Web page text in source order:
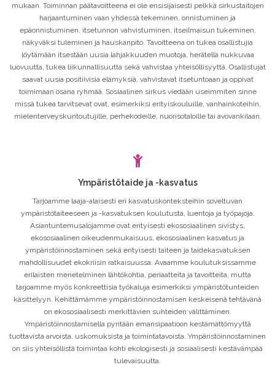
mukaan. Toiminnan päätavoitteena ei ole ensisijaisesti pelkkä sirkustaitojen
harjaantuminen vaan yhdessä tekeminen, onnistuminen ja
epäonnistuminen, itsetunnon vahvistuminen, itseilmaisun tukeminen,
näkyväksi tuleminen ja hauskanpito. Tavoitteena on tukea osallistujia
löytämään itsestään uusia lahjakkuuden muotoja, herätellä nukkuvaa
luovuutta, tukea liikunnallisuutta sekä vahvistaa yhteisöllisyyttä. Osallistujat
saavat uusia positiivisia elämyksiä, vahvistavat itsetuntoaan ja oppivat
toimimaan osana ryhmää. Sosiaalinen sirkus viedään useimmiten sinne
missä tukea tarvitsevat ovat, esimerkiksi erityiskouluille, vanhainkoteihin,
mielenterveyskuntoutujille, perhekodeille, nuorisotaloille tai avovankilaan.
Ympäristötaide ja -kasvatus
Tarjoamme laaja-alaisesti eri kasvatuskonteksteihin soveltuvan
ympäristötaiteeseen ja -kasvatuksen koulutusta, luentoja ja työpajoja.
Asiantuntemusalojamme ovat erityisesti ekososiaalinen sivistys,
ekososiaalinen oikeudenmukaisuus, ekososiaalinen kasvatus ja
ympäristöinnostaminen sekä erityisesti taiteen ja taidekasvatuksen
mahdollisuudet ekokriisin ratkaisuussa. Avaamme koulutuksissamme
erilaisten menetelminen lähtökohtia, periaatteita ja tavoitteita, mutta
tarjoamme myös konkreettisia työkaluja esimerkiksi ympäristötunteiden
käsittelyyn. Kehittämämme ympäristöinnostamisen keskeisenä tehtävänä
on ekososiaalisesti merkittävien suhteiden välittäminen.
Ympäristöinnostamisella pyritään emansipaatioon kestämättömyyttä
tuottavista arvoista, uskomuksista ja toimintatavoista. Ympäristöinnostaminen
on siis yhteisöllistä toimintaa kohti ekologisesti ja sosiaalisesti kestävämpää
tulevaisuutta.